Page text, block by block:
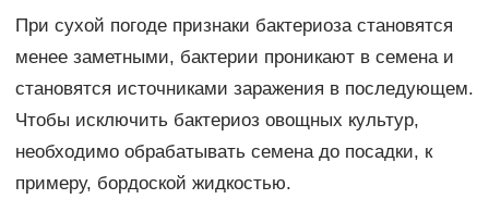
При сухой погоде признаки бактериоза становятся
менее заметными, бактерии проникают в семена и
становятся источниками заражения в последующем.
Чтобы исключить бактериоз овощных культур,
необходимо обрабатывать семена до посадки, к
примеру, бордоской жидкостью.